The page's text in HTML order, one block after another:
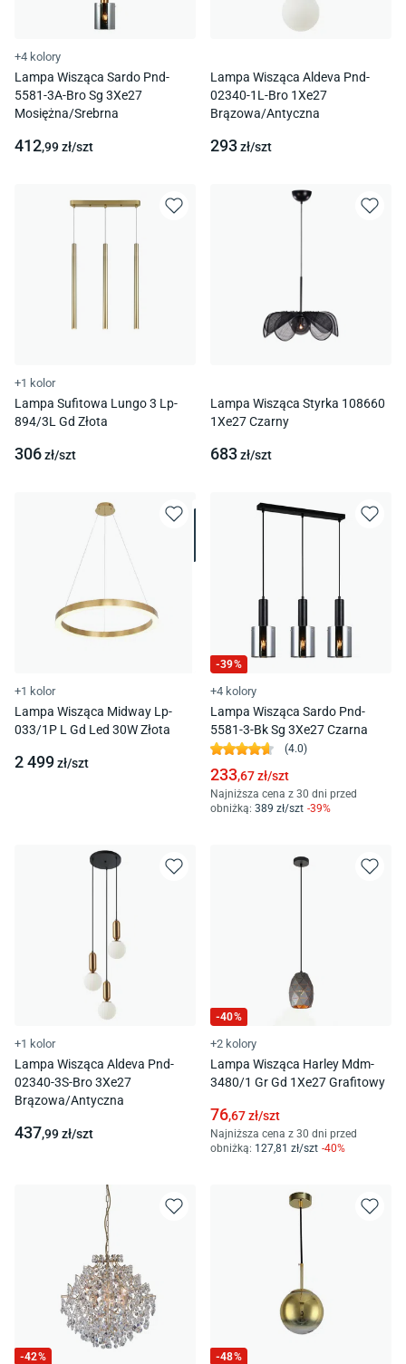
+4 kolory
Lampa Wisząca Sardo Pnd-
5581-3A-Bro Sg 3Xe27
Mosiężna/Srebrna
412,99zł/szt
Lampa Wisząca Aldeva Pnd-
02340-1L-Bro 1Xe27
Brązowa/Antyczna
293zł/szt
+1 kolor
Lampa Sufitowa Lungo 3 Lp-
894/3L Gd Złota
306zł/szt
Lampa Wisząca Styrka 108660
1Xe27 Czarny
683zł/szt
+1 kolor
Lampa Wisząca Midway Lp-
033/1P L Gd Led 30W Złota
2 499zł/szt
-39%
+4 kolory
Lampa Wisząca Sardo Pnd-
5581-3-Bk Sg 3Xe27 Czarna
(4.0)
233,67zł/szt
Najniższa cena z 30 dni przed
obniżką: 389 zł/szt -39%
+1 kolor
Lampa Wisząca Aldeva Pnd-
02340-3S-Bro 3Xe27
Brązowa/Antyczna
437,99zł/szt
-40%
+2 kolory
Lampa Wisząca Harley Mdm-
3480/1 Gr Gd 1Xe27 Grafitowy
76,67zł/szt
Najniższa cena z 30 dni przed
obniżką: 127,81 zł/szt -40%
-42% -48%